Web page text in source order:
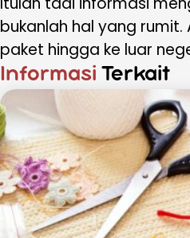
bukanlah hal yang
paket hingga ke luar
Informasi Terkait